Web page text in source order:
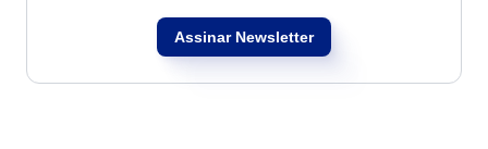
FDA 21 CFR Part 11
Assinar Newsletter